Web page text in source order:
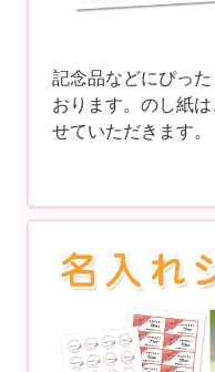
記念品などにぴっ
おります。のし紙
せていただきます。